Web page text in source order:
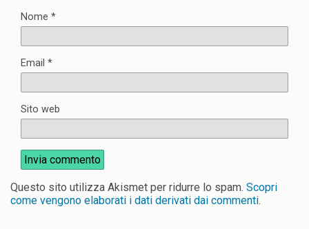
Nome *
Email *
Sito web
Questo sito utilizza Akismet per ridurre lo spam. Scopri
come vengono elaborati i dati derivati dai commenti.